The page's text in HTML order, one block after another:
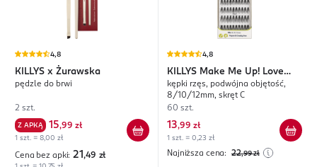
4,8
KILLYS x Żurawska
pędzle do brwi
2 szt.
Z APKĄ 15,99 zł
1 szt. = 8,00 zł
Cena bez apki: 21 ,49 zł
4,8
KILLYS Make Me Up! Love
Lashes
kępki rzęs, podwójna objętość,
8/10/12mm, skręt C
60 szt.
13,99 zł
1 szt. = 0,23 zł
Najniższa cena: 22,99 zł